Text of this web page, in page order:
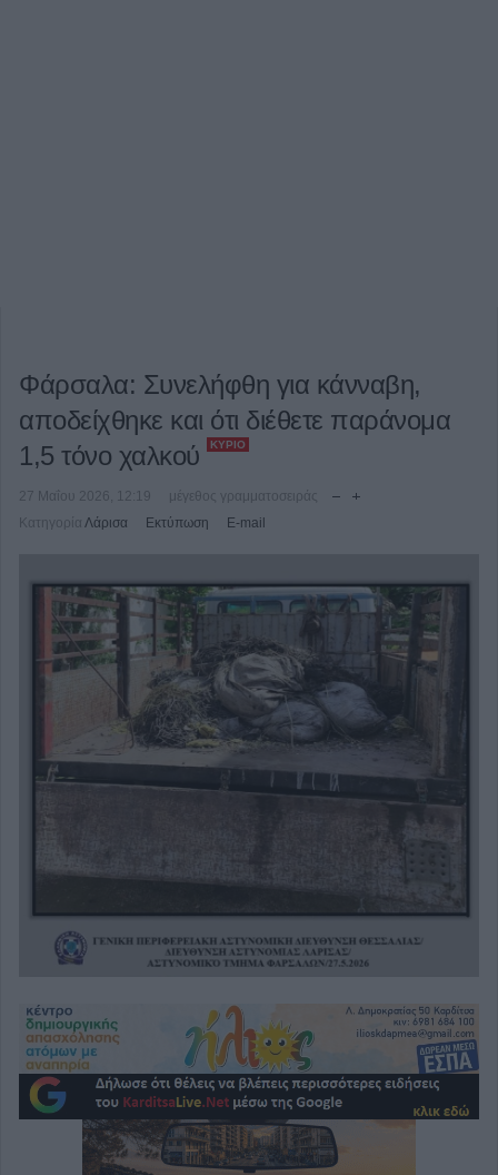
Φάρσαλα: Συνελήφθη για κάνναβη,
αποδείχθηκε και ότι διέθετε παράνομα
1,5 τόνο χαλκού
ΚΎΡΙΟ
27 Μαΐου 2026, 12:19
μέγεθος γραμματοσειράς
Κατηγορία Λάρισα Εκτύπωση E-mail